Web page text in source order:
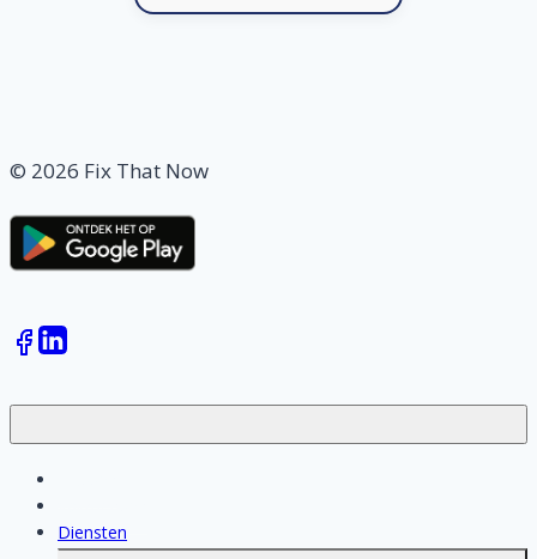
© 2026 Fix That Now
Diensten